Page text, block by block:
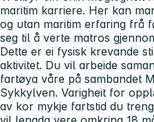
maritim karriere. Her kan
og utan maritim erfaring frå
seg til å verte matros
Dette er ei fysisk krevande
aktivitet. Du vil arbeide
fartøya våre på sambandet
Sykkylven. Varigheit for
av kor mykje fartstid du